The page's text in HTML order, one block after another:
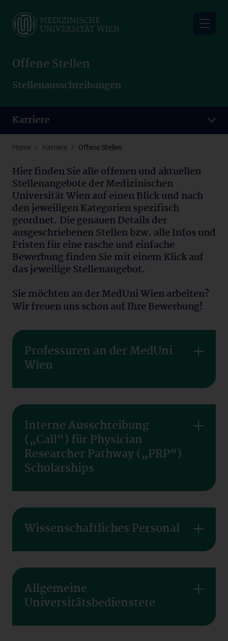
main
Offene Stellen
Stellenausschreibungen
Karriere
Home Karriere Offene Stellen
Hier finden Sie alle offenen und aktuellen
Stellenangebote der Medizinischen
Universität Wien auf einen Blick und nach
den jeweiligen Kategorien spezifisch
geordnet. Die genauen Details der
ausgeschriebenen Stellen bzw. alle Infos und
Fristen für eine rasche und einfache
Bewerbung finden Sie mit einem Klick auf
das jeweilige Stellenangebot.
Sie möchten an der MedUni Wien arbeiten?
Wir freuen uns schon auf Ihre Bewerbung!
Professuren an der MedUni
Wien
Interne Ausschreibung
(„Call“) für Physician
Researcher Pathway („PRP“)
Scholarships
Wissenschaftliches Personal
Allgemeine
Universitätsbedienstete